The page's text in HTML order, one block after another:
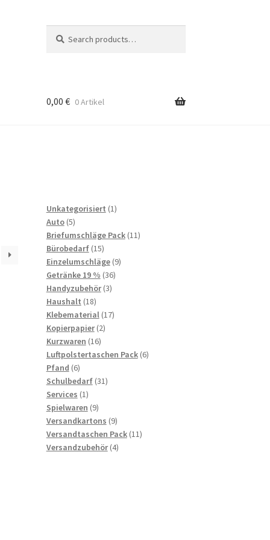
for:
0,00 € 0 Artikel
Unkategorisiert 11
Auto 55
products
Briefumschläge Pack 1111
Bürobedarf 1515
products
Einzelumschläge 99
Getränke 19 % 3636
Handyzubehör 33
Haushalt 1818
products
Klebematerial 1717
Kopierpapier 22
Kurzwaren 1616
products
Luftpolstertaschen Pack 66
Pfand 66
products
Schulbedarf 3131
Services 11
product
Spielwaren 99
products
Versandkartons 99
products
Versandtaschen Pack 1111
Versandzubehör 44